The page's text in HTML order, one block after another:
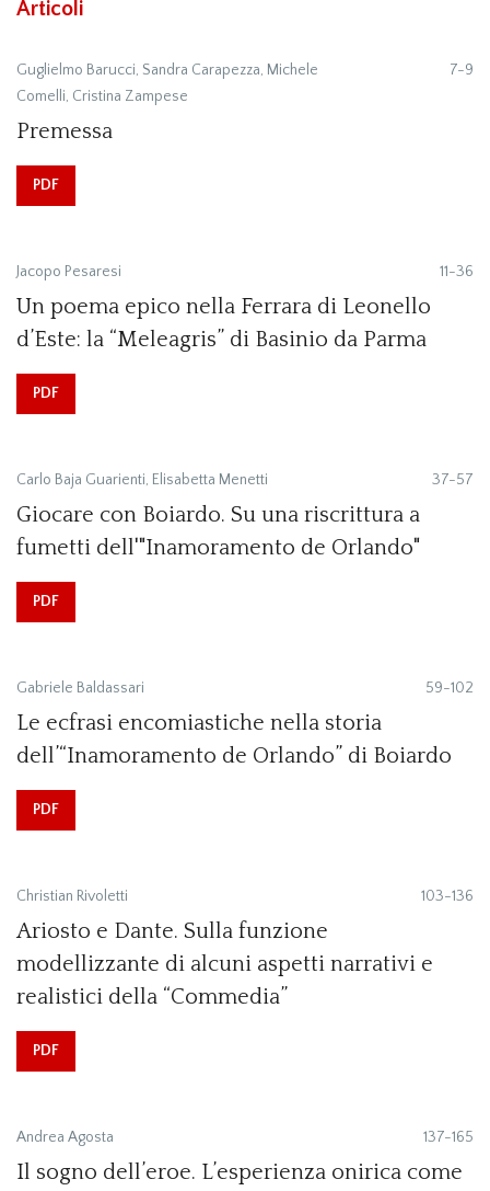
Articoli
Guglielmo Barucci, Sandra Carapezza, Michele
Comelli, Cristina Zampese
7-9
Premessa
PDF
Jacopo Pesaresi 11-36
Un poema epico nella Ferrara di Leonello
d’Este: la “Meleagris” di Basinio da Parma
PDF
Carlo Baja Guarienti, Elisabetta Menetti 37-57
Giocare con Boiardo. Su una riscrittura a
fumetti dell'"Inamoramento de Orlando"
PDF
Gabriele Baldassari 59-102
Le ecfrasi encomiastiche nella storia
dell’“Inamoramento de Orlando” di Boiardo
PDF
Christian Rivoletti 103-136
Ariosto e Dante. Sulla funzione
modellizzante di alcuni aspetti narrativi e
realistici della “Commedia”
PDF
Andrea Agosta 137-165
Il sogno dell’eroe. L’esperienza onirica come